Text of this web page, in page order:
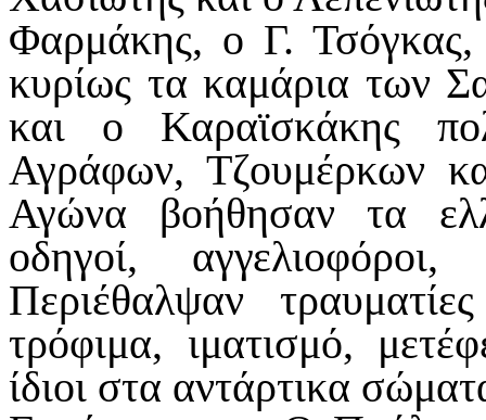
Φαρμάκης, ο Γ. Τσόγκας,
κυρίως τα καμάρια των
και ο Καραϊσκάκης
Αγράφων, Τζουμέρκων
Αγώνα βοήθησαν τα
οδηγοί,
Περιέθαλψαν
τρόφιμα, ιματισμό,
ίδιοι στα αντάρτικα